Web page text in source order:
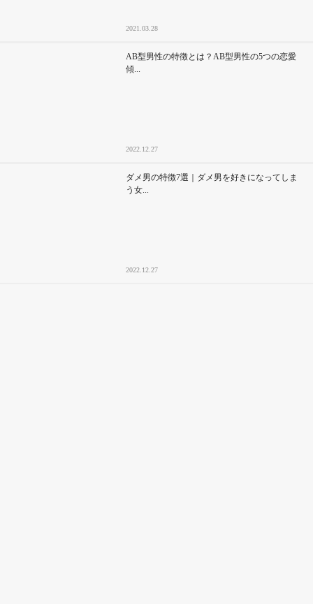
2021.03.28
AB型男性の特徴とは？AB型男性の5つの恋愛
傾...
2022.12.27
ダメ男の特徴7選｜ダメ男を好きになってしま
う女...
2022.12.27